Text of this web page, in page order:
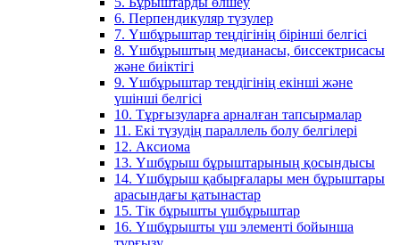
6. Перпендикуляр түзулер
7. Үшбұрыштар теңдігінің бірінші белгісі
8. Үшбұрыштың медианасы, биссектрисасы
және биіктігі
9. Үшбұрыштар теңдігінің екінші және
үшінші белгісі
10. Тұрғызуларға арналған тапсырмалар
11. Екі түзудің параллель болу белгілері
12. Аксиома
13. Үшбұрыш бұрыштарының қосындысы
14. Үшбұрыш қабырғалары мен бұрыштары
арасындағы қатынастар
15. Тік бұрышты үшбұрыштар
16. Үшбұрышты үш элементі бойынша